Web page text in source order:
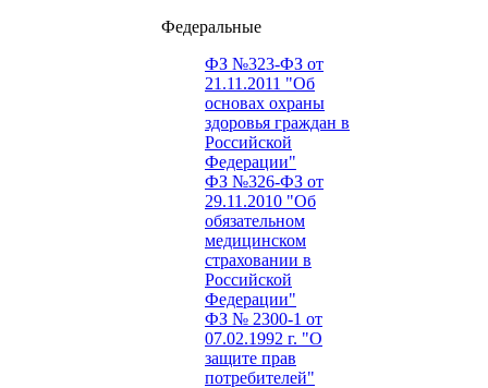
Федеральные
ФЗ №323-ФЗ от
21.11.2011 "Об
основах охраны
здоровья граждан в
Российской
Федерации"
ФЗ №326-ФЗ от
29.11.2010 "Об
обязательном
медицинском
страховании в
Российской
Федерации"
ФЗ № 2300-1 от
07.02.1992 г. "О
защите прав
потребителей"